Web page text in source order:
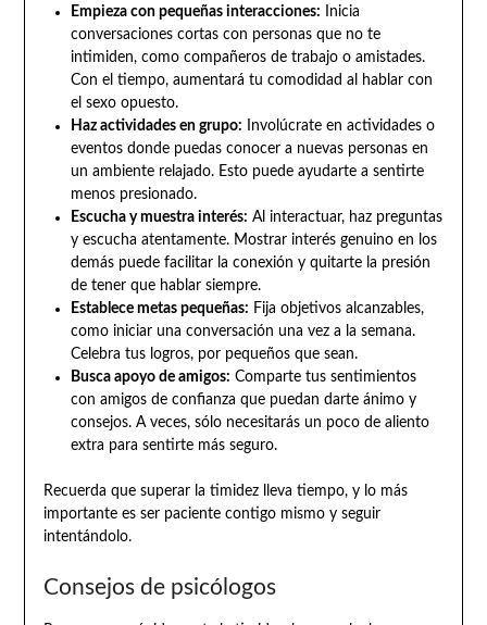
Empieza con pequeñas interacciones: Inicia
conversaciones cortas con personas que no te
intimiden, como compañeros de trabajo o amistades.
Con el tiempo, aumentará tu comodidad al hablar con
el sexo opuesto.
Haz actividades en grupo: Involúcrate en actividades o
eventos donde puedas conocer a nuevas personas en
un ambiente relajado. Esto puede ayudarte a sentirte
menos presionado.
Escucha y muestra interés: Al interactuar, haz preguntas
y escucha atentamente. Mostrar interés genuino en los
demás puede facilitar la conexión y quitarte la presión
de tener que hablar siempre.
Establece metas pequeñas: Fija objetivos alcanzables,
como iniciar una conversación una vez a la semana.
Celebra tus logros, por pequeños que sean.
Busca apoyo de amigos: Comparte tus sentimientos
con amigos de confianza que puedan darte ánimo y
consejos. A veces, sólo necesitarás un poco de aliento
extra para sentirte más seguro.
Recuerda que superar la timidez lleva tiempo, y lo más
importante es ser paciente contigo mismo y seguir
intentándolo.
Consejos de psicólogos